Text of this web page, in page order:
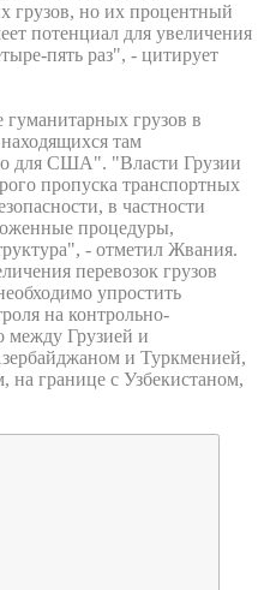
грузов, но их процентный
потенциал для увеличения
пять раз", - цитирует
грузов в
там
для США". "Власти Грузии
пропуска транспортных
в частности
процедуры,
- отметил Жвания.
перевозок грузов
упростить
на контрольно-
между Грузией и
и Туркменией,
на границе с Узбекистаном,